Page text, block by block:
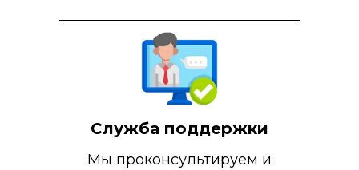
Мы проконсультируем и
Служба поддержки